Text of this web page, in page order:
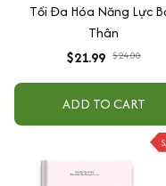
Tối Đa Hóa Năng Lực
Thân
$21.99 $24.00
ADD TO CART